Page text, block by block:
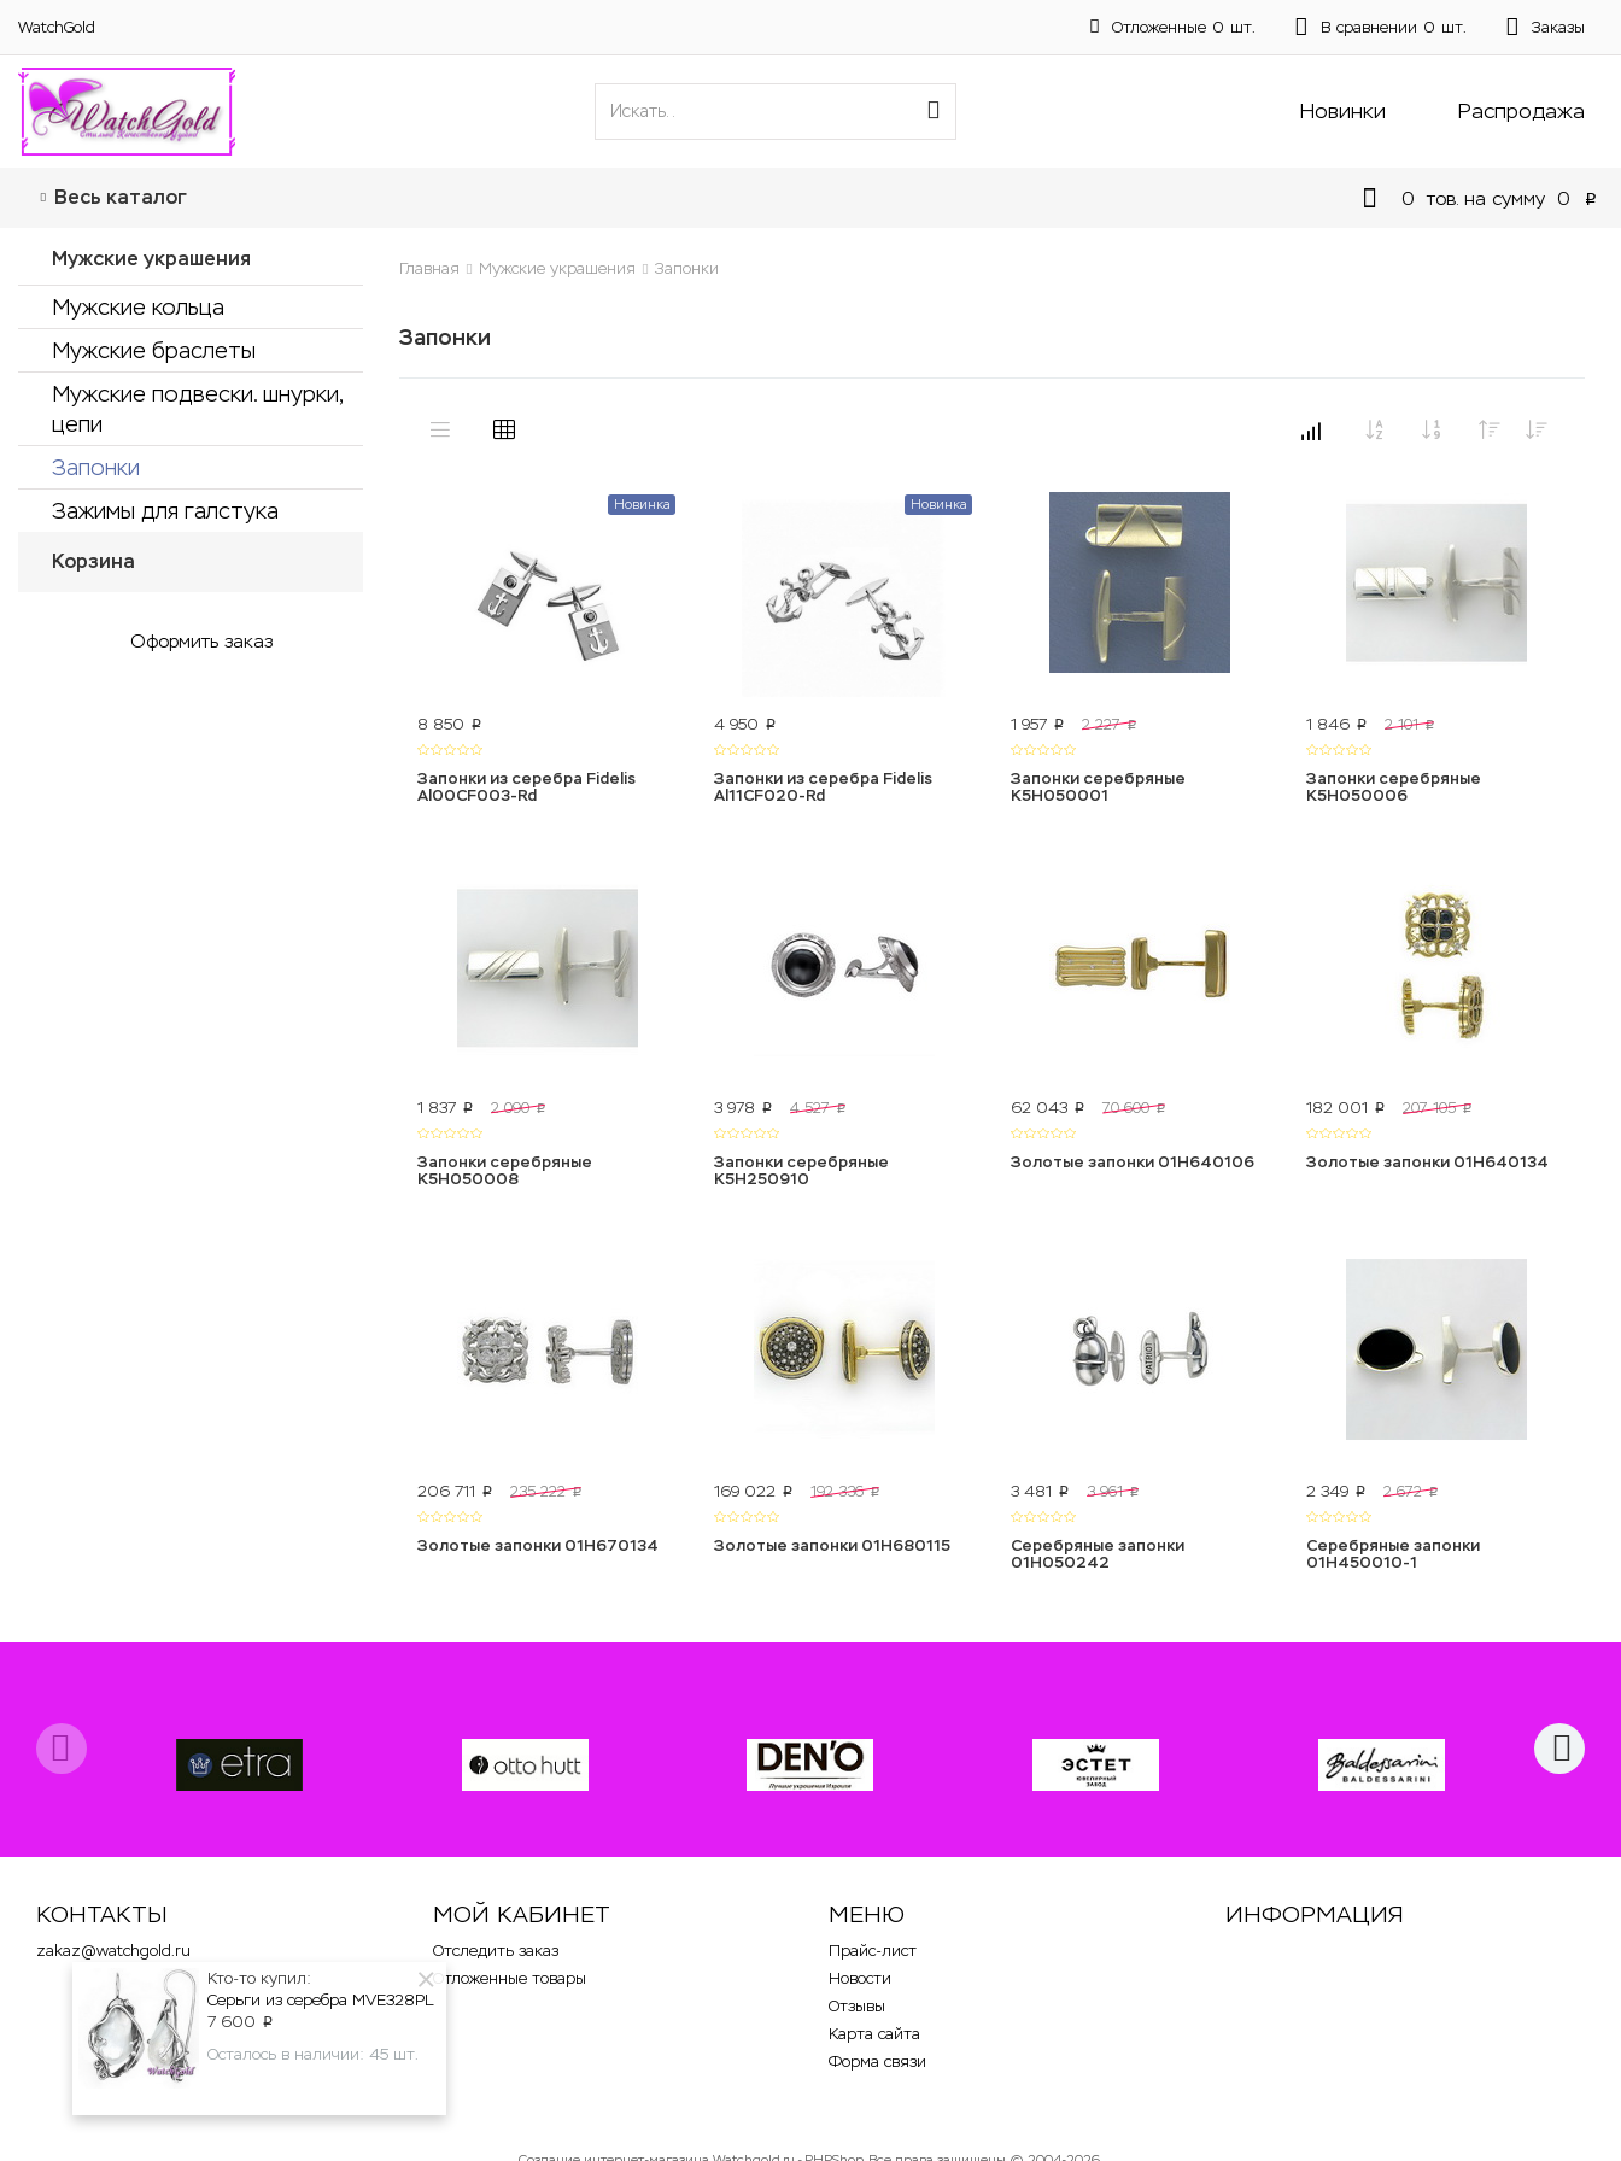
WatchGold Отложенные 0 шт. В сравнении 0 шт. Заказы
Новинки Распродажа
Весь каталог 0 тов. на сумму 0 p
Мужские украшения
Мужские кольца
Мужские браслеты
Мужские подвески. шнурки,
цепи
Запонки
Зажимы для галстука
Корзина
Оформить заказ
Главная Мужские украшения Запонки
Запонки
Новинка
8 850 p
Запонки из серебра Fidelis
Al00CF003-Rd
Новинка
4 950 p
Запонки из серебра Fidelis
Al11CF020-Rd
1 957 p 2 227 p
Запонки серебряные
К5Н050001
1 846 p 2 101 p
Запонки серебряные
К5Н050006
1 837 p 2 090 p
Запонки серебряные
К5Н050008
3 978 p 4 527 p
Запонки серебряные
К5Н250910
62 043 p 70 600 p
Золотые запонки 01Н640106
182 001 p 207 105 p
Золотые запонки 01Н640134
206 711 p 235 222 p
Золотые запонки 01Н670134
169 022 p 192 336 p
Золотые запонки 01Н680115
3 481 p 3 961 p
Серебряные запонки
01Н050242
2 349 p 2 672 p
Серебряные запонки
01Н450010-1
КОНТАКТЫ
zakaz@watchgold.ru
МОЙ КАБИНЕТ
Отследить заказ
Отложенные товары
МЕНЮ
Прайс-лист
Новости
Отзывы
Карта сайта
Форма связи
ИНФОРМАЦИЯ
Кто-то купил:
Серьги из серебра MVE328PL
7 600 p
Осталось в наличии: 45 шт.